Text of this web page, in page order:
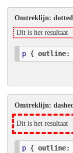
Omtreklijn: dotted
Dit is het resultaat
p { outline:
Omtreklijn:
Dit is het resultaat
p { outline: